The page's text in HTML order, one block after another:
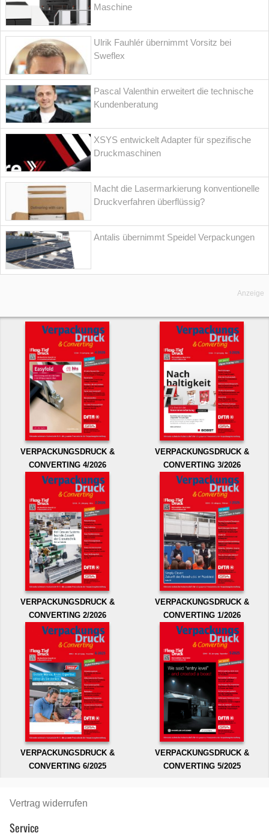
Maschine
Ulrik Fauhlér übernimmt Vorsitz bei
Sweflex
Pascal Valenthin erweitert die technische
Kundenberatung
XSYS entwickelt Adapter für spezifische
Druckmaschinen
Macht die Lasermarkierung konventionelle
Druckverfahren überflüssig?
Antalis übernimmt Speidel Verpackungen
Anzeige
VERPACKUNGSDRUCK &
CONVERTING 4/2026
VERPACKUNGSDRUCK &
CONVERTING 3/2026
VERPACKUNGSDRUCK &
CONVERTING 2/2026
VERPACKUNGSDRUCK &
CONVERTING 1/2026
VERPACKUNGSDRUCK &
CONVERTING 6/2025
VERPACKUNGSDRUCK &
CONVERTING 5/2025
Vertrag widerrufen
Service